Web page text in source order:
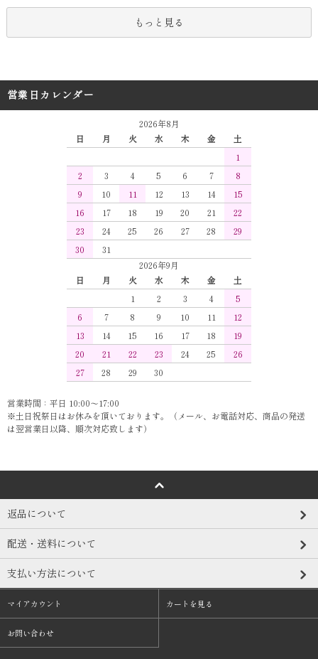
もっと見る
営業日カレンダー
2026年8月
日
月 火 水 木 金
土
1
2
3 4 5 6 7
8
9
10 11 12 13 14
15
16
17 18 19 20 21
22
23
24 25 26 27 28
29
30
31
2026年9月
日
月 火 水 木 金
土
1
2 3 4
5
6
7 8 9 10 11
12
13
14 15 16 17 18
19
20
21 22 23 24 25
26
27
28 29 30
営業時間：平日 10:00～17:00
※土日祝祭日はお休みを頂いております。（メール、お電話対応、商品の発送
は翌営業日以降、順次対応致します）
返品について
配送・送料について
支払い方法について
マイアカウント カートを見る
お問い合わせ